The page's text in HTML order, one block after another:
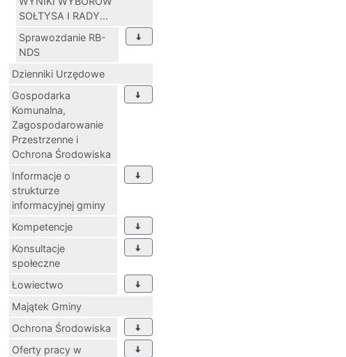
SOŁTYSA I RADY...
Sprawozdanie RB-
NDS
Dzienniki Urzędowe
Gospodarka
Komunalna,
Zagospodarowanie
Przestrzenne i
Ochrona Środowiska
Informacje o
strukturze
informacyjnej gminy
Kompetencje
Konsultacje
społeczne
Łowiectwo
Majątek Gminy
Ochrona Środowiska
Oferty pracy w